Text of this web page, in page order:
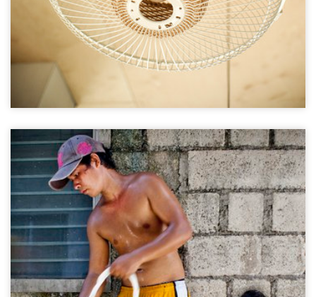
Rope community
Lapu Lapu Island